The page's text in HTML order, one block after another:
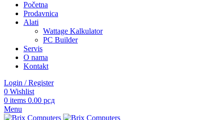
Početna
Prodavnica
Alati
Wattage Kalkulator
PC Builder
Servis
O nama
Kontakt
Login / Register
0 Wishlist
0 items 0.00 рсд
Menu